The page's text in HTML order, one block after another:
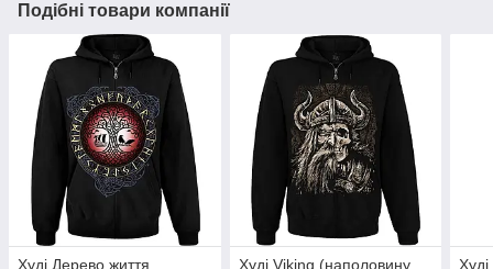
Подібні товари компанії
Худі Дерево життя
Худі Viking (наполовину